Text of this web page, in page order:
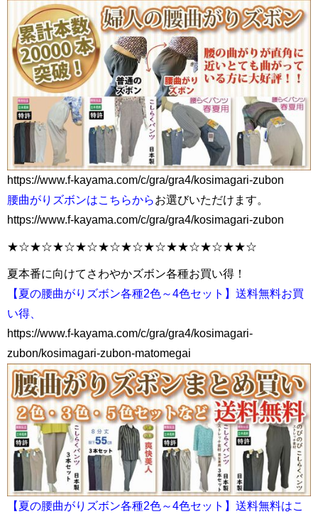
https://www.f-kayama.com/c/gra/gra4/kosimagari-zubon
腰曲がりズボンはこちらからお選びいただけます。
https://www.f-kayama.com/c/gra/gra4/kosimagari-zubon
★☆★☆★☆★☆★☆★☆★☆★★☆★☆★★☆
夏本番に向けてさわやかズボン各種お買い得！
【夏の腰曲がりズボン各種2色～4色セット】送料無料お買
い得、
https://www.f-kayama.com/c/gra/gra4/kosimagari-
zubon/kosimagari-zubon-matomegai
【夏の腰曲がりズボン各種2色～4色セット】送料無料はこ